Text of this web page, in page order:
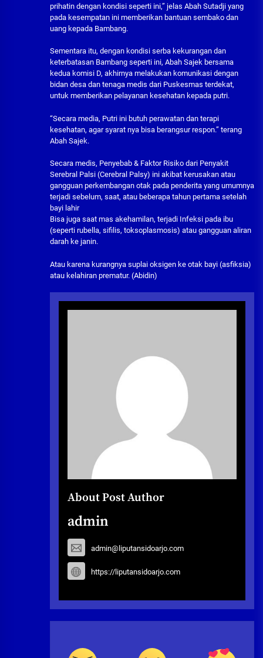
prihatin dengan kondisi seperti ini,” jelas Abah Sutadji yang
pada kesempatan ini memberikan bantuan sembako dan
uang kepada Bambang.
Sementara itu, dengan kondisi serba kekurangan dan
keterbatasan Bambang seperti ini, Abah Sajek bersama
kedua komisi D, akhirnya melakukan komunikasi dengan
bidan desa dan tenaga medis dari Puskesmas terdekat,
untuk memberikan pelayanan kesehatan kepada putri.
“Secara media, Putri ini butuh perawatan dan terapi
kesehatan, agar syarat nya bisa berangsur respon.” terang
Abah Sajek.
Secara medis, Penyebab & Faktor Risiko dari Penyakit
Serebral Palsi (Cerebral Palsy) ini akibat kerusakan atau
gangguan perkembangan otak pada penderita yang umumnya
terjadi sebelum, saat, atau beberapa tahun pertama setelah
bayi lahir
Bisa juga saat mas akehamilan, terjadi Infeksi pada ibu
(seperti rubella, sifilis, toksoplasmosis) atau gangguan aliran
darah ke janin.
Atau karena kurangnya suplai oksigen ke otak bayi (asfiksia)
atau kelahiran prematur. (Abidin)
About Post Author
admin
admin@liputansidoarjo.com
https://liputansidoarjo.com